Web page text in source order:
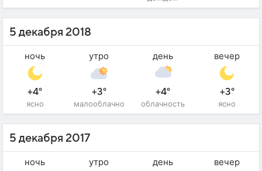
5 декабря 2018
ночь
+4°
ясно
утро
+3°
малооблачно
день
+4°
облачность
вечер
+3°
ясно
5 декабря 2017
ночь утро день вечер